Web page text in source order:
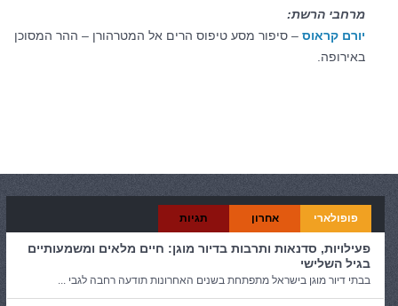
מרחבי הרשת:
יורם קראוס – סיפור מסע טיפוס הרים אל המטרהורן – ההר המסוכן
באירופה.
פופולארי אחרון תגיות
פעילויות, סדנאות ותרבות בדיור מוגן: חיים מלאים ומשמעותיים
בגיל השלישי
בבתי דיור מוגן בישראל מתפתחת בשנים האחרונות תודעה רחבה לגבי ...